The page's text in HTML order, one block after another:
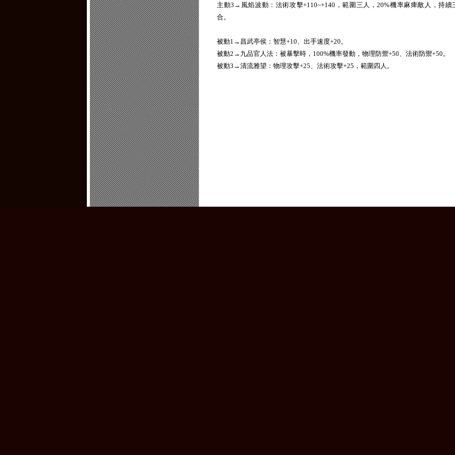
主動3→風焰波動：法術攻擊+110~+140，範圍三人，20%機率麻痺敵人，持續
合。
被動1→昌武亭侯：智慧+10、出手速度+20。
被動2→九品官人法：被暴擊時，100%機率發動，物理防禦+50、法術防禦+50。
被動3→清流雅望：物理攻擊+25、法術攻擊+25，範圍四人。